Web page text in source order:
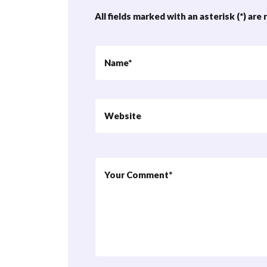
All fields marked with an asterisk (*) are